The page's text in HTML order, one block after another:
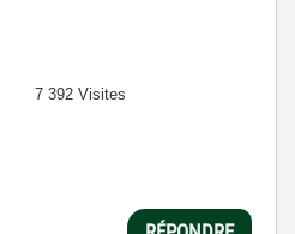
7 392 Visites